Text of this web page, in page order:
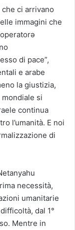
ci arrivano
immagini che
di pace”,
e arabe
la giustizia,
si
continua
l’umanità. E noi
di
necessità,
umanitarie
dal 1°
Mentre in